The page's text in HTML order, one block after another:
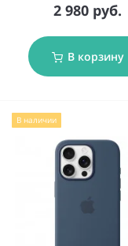
2 980 руб.
В корзину
В наличии